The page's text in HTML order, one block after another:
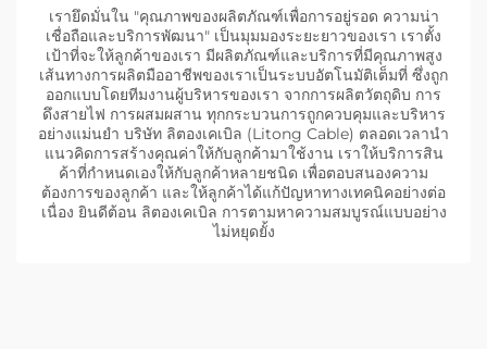
เรายึดมั่นใน "คุณภาพของผลิตภัณฑ์เพื่อการอยู่รอด ความน่า
เชื่อถือและบริการพัฒนา" เป็นมุมมองระยะยาวของเรา เราตั้ง
เป้าที่จะให้ลูกค้าของเรา มีผลิตภัณฑ์และบริการที่มีคุณภาพสูง
เส้นทางการผลิตมืออาชีพของเราเป็นระบบอัตโนมัติเต็มที่ ซึ่งถูก
ออกแบบโดยทีมงานผู้บริหารของเรา จากการผลิตวัตถุดิบ การ
ดึงสายไฟ การผสมผสาน ทุกกระบวนการถูกควบคุมและบริหาร
อย่างแม่นยํา บริษัท ลิตองเคเบิล (Litong Cable) ตลอดเวลานํา
แนวคิดการสร้างคุณค่าให้กับลูกค้ามาใช้งาน เราให้บริการสิน
ค้าที่กําหนดเองให้กับลูกค้าหลายชนิด เพื่อตอบสนองความ
ต้องการของลูกค้า และให้ลูกค้าได้แก้ปัญหาทางเทคนิคอย่างต่อ
เนื่อง ยินดีต้อน ลิตองเคเบิล การตามหาความสมบูรณ์แบบอย่าง
ไม่หยุดยั้ง